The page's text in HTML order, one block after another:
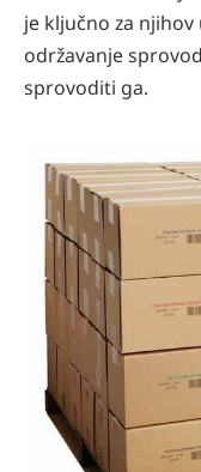
je ključno za
održavanje
sprovoditi ga.